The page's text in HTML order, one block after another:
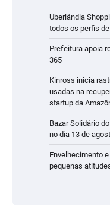
Uberlândia
todos os perfis
Prefeitura apoia
365
Kinross inicia
usadas na
startup da
Bazar Solidário
no dia 13 de
Envelhecimento
pequenas